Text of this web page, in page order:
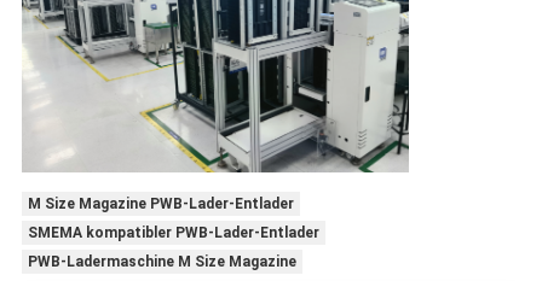
M Size Magazine PWB-Lader-Entlader
SMEMA kompatibler PWB-Lader-Entlader
PWB-Ladermaschine M Size Magazine